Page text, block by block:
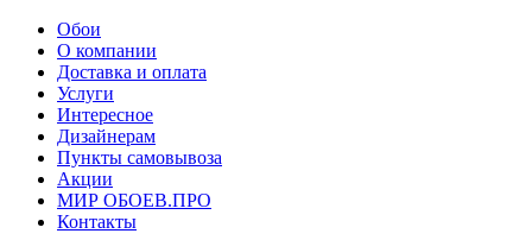
Обои
О компании
Доставка и оплата
Услуги
Интересное
Дизайнерам
Пункты самовывоза
Акции
МИР ОБОЕВ.ПРО
Контакты